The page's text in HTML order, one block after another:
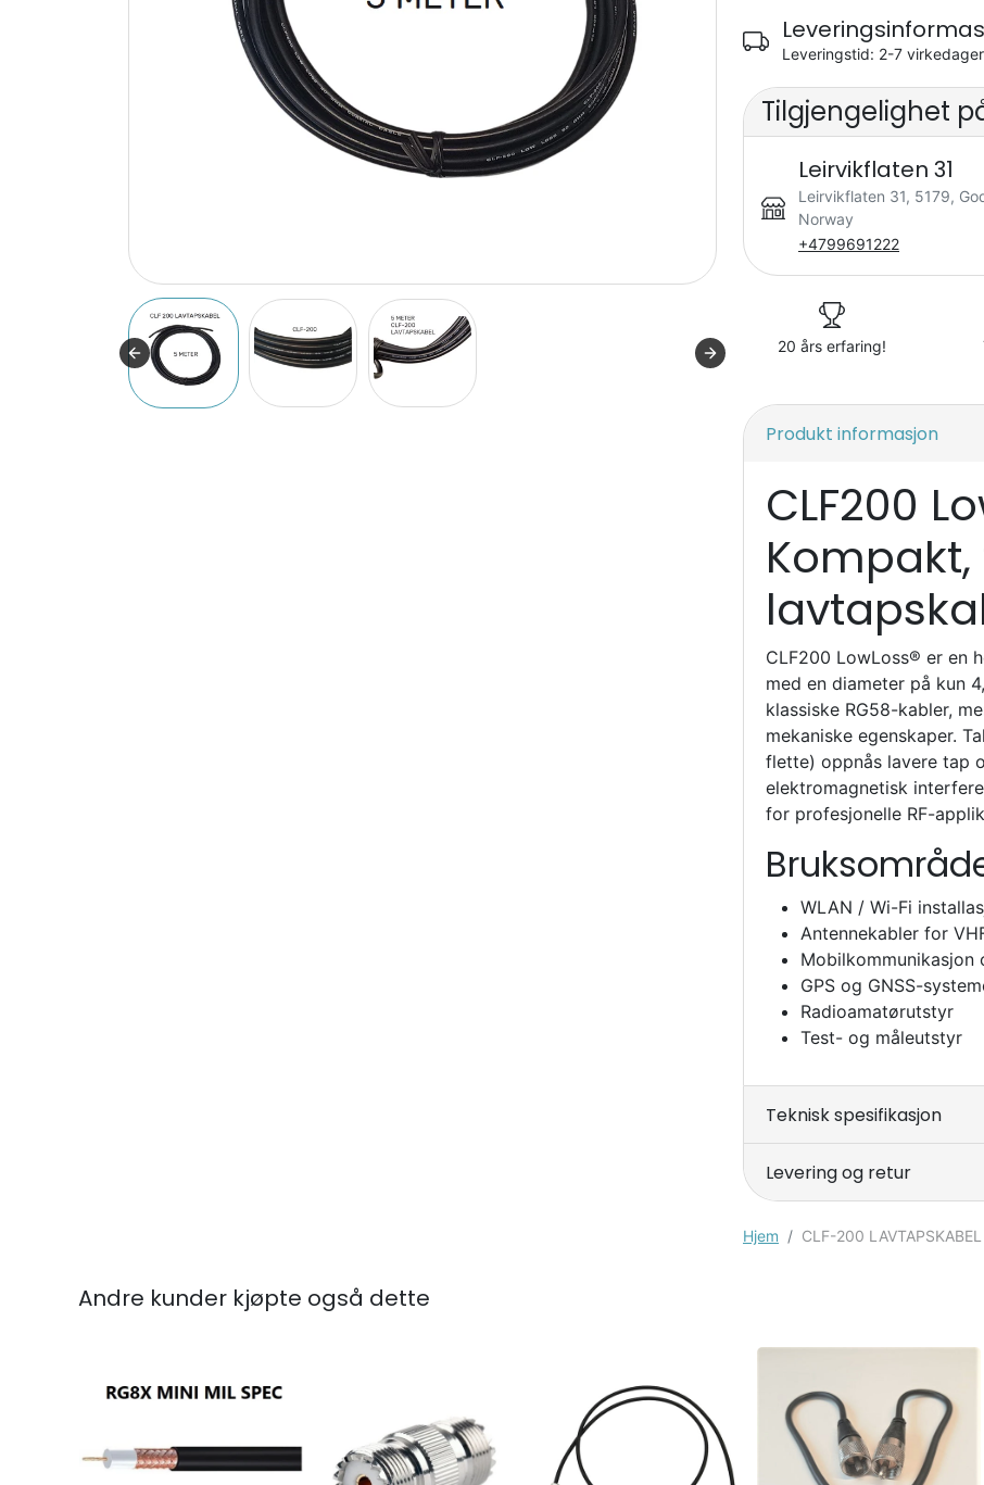
Leveringstid: 2-7
Tilgjengelighet
Leirvikflaten 31
Leirvikflaten 31, 5179,
Norway
+4799691222
20 års erfaring!
Produkt informasjon
CLF200
CLF200 LowLoss® er en
med en diameter på kun
klassiske RG58-kabler,
mekaniske egenskaper.
flette) oppnås lavere tap
elektromagnetisk
for profesjonelle RF-
WLAN / Wi-Fi
Antennekabler for
Mobilkommunikasjon
GPS og GNSS-
Radioamatørutstyr
Test- og måleutstyr
Teknisk spesifikasjon
Levering og retur
Hjem CLF-200
Andre kunder kjøpte også dette